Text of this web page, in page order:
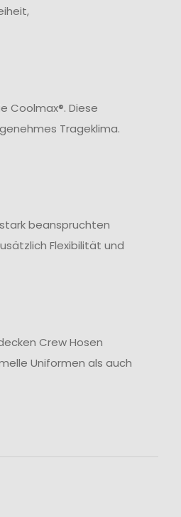
Coolmax®. Diese
Trageklima.
beanspruchten
Flexibilität und
Crew Hosen
Uniformen als auch